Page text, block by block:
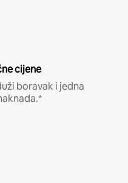
cijene
boravak i jedna